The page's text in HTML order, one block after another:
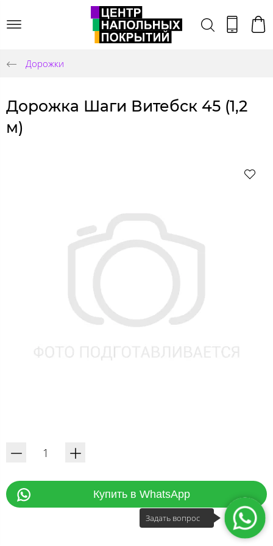
Дорожки
Дорожка Шаги Витебск 45 (1,2
м)
Купить в WhatsApp
Задать вопрос